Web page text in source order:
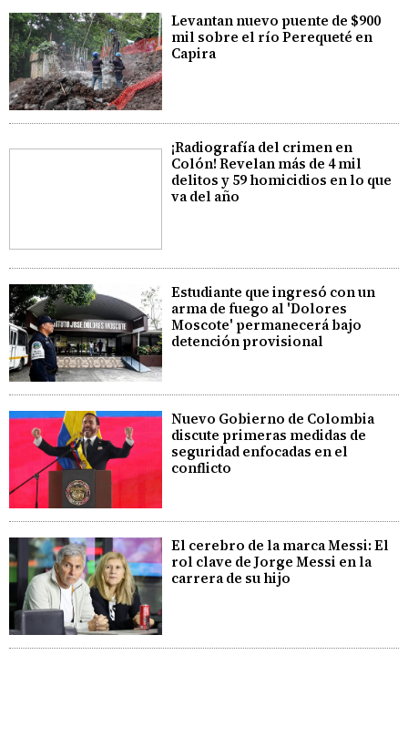
Levantan nuevo puente de $900
mil sobre el río Perequeté en
Capira
¡Radiografía del crimen en
Colón! Revelan más de 4 mil
delitos y 59 homicidios en lo que
va del año
Estudiante que ingresó con un
arma de fuego al 'Dolores
Moscote' permanecerá bajo
detención provisional
Nuevo Gobierno de Colombia
discute primeras medidas de
seguridad enfocadas en el
conflicto
El cerebro de la marca Messi: El
rol clave de Jorge Messi en la
carrera de su hijo